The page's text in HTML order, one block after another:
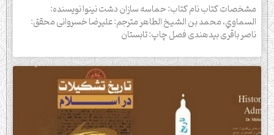
مشخصات کتاب نام کتاب: حماسه سازان دشت نينوا نويسنده:
السماوي، محمد بن الشيخ الطاهر مترجم: علیرضا خسروانی محقق:
ناصر باقری بیدهندی فصل چاپ: تابستان